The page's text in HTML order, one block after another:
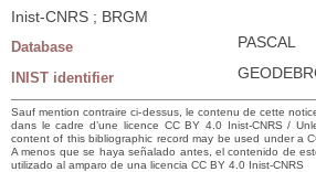
Inist-CNRS ; BRGM
Database PASCAL
INIST identifier
Sauf mention contraire ci-dessus, le contenu de cette
dans le cadre d’une licence CC BY 4.0 Inist-CNRS /
content of this bibliographic record may be used under a
A menos que se haya señalado antes, el contenido de
utilizado al amparo de una licencia CC BY 4.0 Inist-CNRS